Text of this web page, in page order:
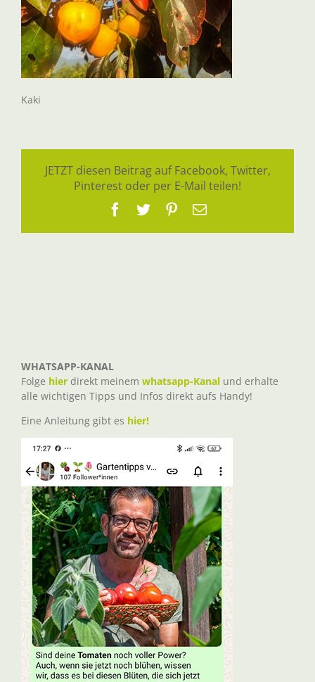
Kaki
JETZT diesen Beitrag auf Facebook, Twitter,
Pinterest oder per E-Mail teilen!
Facebook
TwitterPinterest
E-
WHATSAPP-KANAL
Folge hier direkt meinem whatsapp-Kanal und erhalte
alle wichtigen Tipps und Infos direkt aufs Handy!
Eine Anleitung gibt es hier!